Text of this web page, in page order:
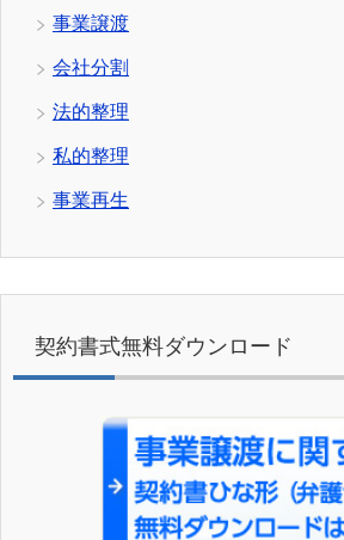
事業譲渡
会社分割
法的整理
私的整理
事業再生
契約書式無料ダウンロード